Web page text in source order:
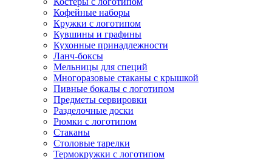
Кофейные наборы
Кружки с логотипом
Кувшины и графины
Кухонные принадлежности
Ланч-боксы
Мельницы для специй
Многоразовые стаканы с крышкой
Пивные бокалы с логотипом
Предметы сервировки
Разделочные доски
Рюмки с логотипом
Стаканы
Столовые тарелки
Термокружки с логотипом